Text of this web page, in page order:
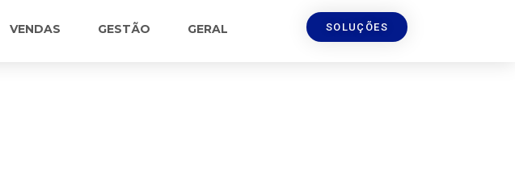
VENDAS GESTÃO GERAL SOLUÇÕES